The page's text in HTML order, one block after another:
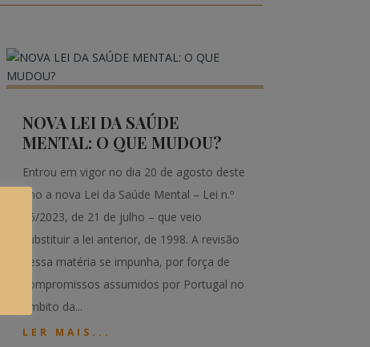
NOVA LEI DA SAÚDE
MENTAL: O QUE MUDOU?
Entrou em vigor no dia 20 de agosto deste
ano a nova Lei da Saúde Mental – Lei n.º
35/2023, de 21 de julho – que veio
substituir a lei anterior, de 1998. A revisão
dessa matéria se impunha, por força de
compromissos assumidos por Portugal no
âmbito da...
LER MAIS...